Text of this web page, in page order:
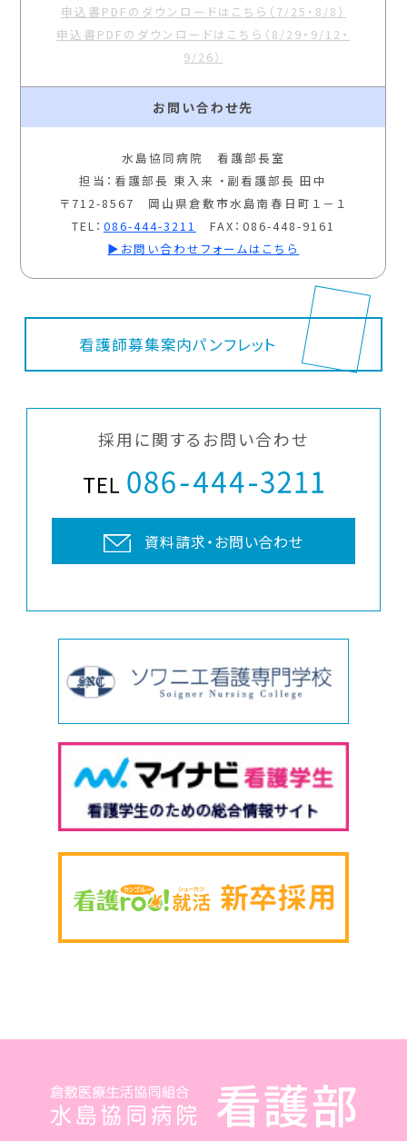
申込書PDFのダウンロードはこちら（7/25・8/8）
申込書PDFのダウンロードはこちら（8/29・9/12・
9/26）
お問い合わせ先
水島協同病院 看護部長室
担当：看護部長 東入来 ・副看護部長 田中
〒712-8567 岡山県倉敷市水島南春日町１－１
TEL： 086-444-3211
FAX：086-448-9161
▶お問い合わせフォームはこちら
看護師募集案内パンフレット
採用に関するお問い合わせ
資料請求・お問い合わせ